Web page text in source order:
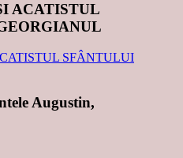
ACATISTUL
Augustin,